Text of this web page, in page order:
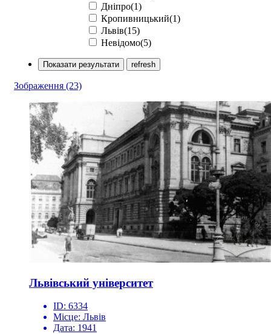
Дніпро(1)
Кропивницький(1)
Львів(15)
Невідомо(5)
Показати результати refresh
Зображення (23)
Львівський університет
ID: 6334
Місце: Львів
Дата: 1941